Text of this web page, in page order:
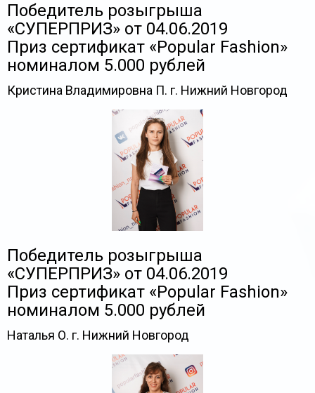
Победитель розыгрыша
«СУПЕРПРИЗ» от 04.06.2019
Приз сертификат «Popular Fashion»
номиналом 5.000 рублей
Кристина Владимировна П. г. Нижний Новгород
Победитель розыгрыша
«СУПЕРПРИЗ» от 04.06.2019
Приз сертификат «Popular Fashion»
номиналом 5.000 рублей
Наталья О. г. Нижний Новгород